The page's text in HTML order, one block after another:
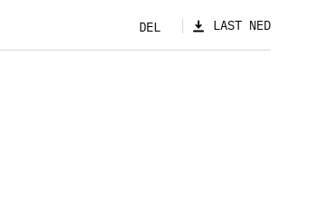
DEL LAST NED